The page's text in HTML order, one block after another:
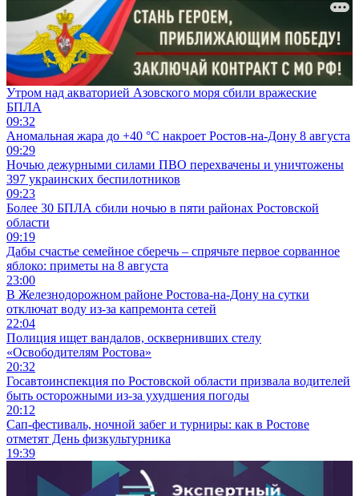
Утром над акваторией Азовского моря сбили вражеские
БПЛА
09:32
Аномальная жара до +40 °C накроет Ростов-на-Дону 8 августа
09:29
Ночью дежурными силами ПВО перехвачены и уничтожены
397 украинских беспилотников
09:23
Более 30 БПЛА сбили ночью в пяти районах Ростовской
области
09:19
Дабы счастье семейное сберечь – спрячьте первое сорванное
яблоко: приметы на 8 августа
23:00
В Железнодорожном районе Ростова-на-Дону на сутки
отключат воду из-за капремонта сетей
22:04
Полиция ищет вандалов, осквернивших стелу
«Освободителям Ростова»
20:32
Госавтоинспекция по Ростовской области призвала водителей
быть осторожными из-за ухудшения погоды
20:12
Сап-фестиваль, ночной забег и турниры: как в Ростове
отметят День физкультурника
19:39